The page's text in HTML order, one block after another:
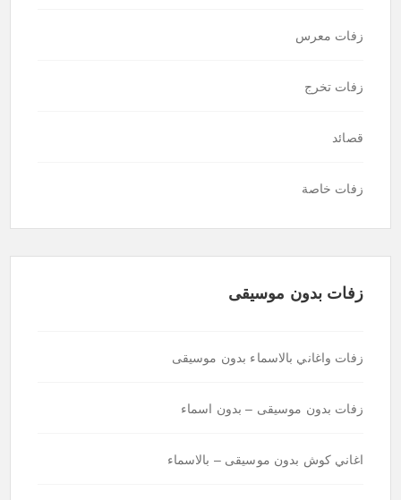
زفات معرس
زفات تخرج
قصائد
زفات خاصة
زفات بدون موسيقى
زفات واغاني بالاسماء بدون موسيقى
زفات بدون موسيقى – بدون اسماء
اغاني كوش بدون موسيقى – بالاسماء